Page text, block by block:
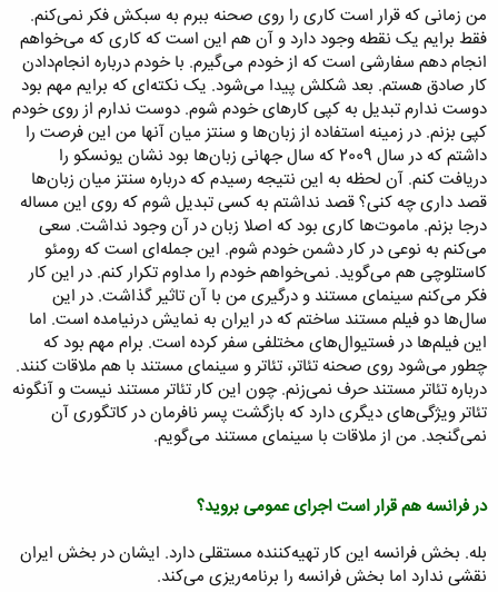
من زمانی که قرار است کاری را روی صحنه ببرم به سبکش فکر نمی‌کنم.
فقط برایم یک نقطه وجود دارد و آن هم این است که کاری که می‌خواهم
انجام دهم سفارشی است که از خودم می‌گیرم. با خودم‌ درباره انجام‌دادن
کار صادق هستم. بعد شکلش پیدا می‌شود. یک نکته‌ای که برایم مهم بود
دوست ندارم تبدیل به کپی کارهای خودم شوم. دوست ندارم از روی خودم
کپی بزنم. در زمینه استفاده از زبان‌ها و سنتز میان آنها من این فرصت را
داشتم که در سال 2009 که سال جهانی زبان‌ها بود نشان یونسکو را
دریافت کنم. آن لحظه به این نتیجه رسیدم که درباره سنتز میان زبان‌ها
قصد‌ داری چه کنی؟ قصد نداشتم به کسی تبدیل شوم که روی این مساله
درجا بزنم. ماموت‌ها کاری بود که اصلا زبان در آن وجود نداشت. سعی
می‌کنم به نوعی در کار دشمن خودم شوم. این جمله‌ای است که رومئو
کاستلوچی هم می‌گوید. نمی‌خواهم خودم را مداوم تکرار کنم. در این کار
فکر می‌کنم سینمای مستند و درگیری من با آن تاثیر گذاشت. در این
سال‌ها دو فیلم مستند ساختم که در ایران به نمایش درنیامده است. اما
این فیلم‌ها در فستیوال‌های مختلفی سفر کرده است. برام مهم بود که
چطور می‌شود روی صحنه تئاتر، تئاتر و سینمای مستند با هم ملاقات کنند.
درباره تئاتر مستند حرف نمی‌زنم. چون این کار تئاتر مستند نیست و آنگونه
تئاتر ویژگی‌های دیگری دارد که بازگشت پسر نافرمان در کاتگوری آن
نمی‌گنجد. من از ملاقات با سینمای مستند می‌گویم.
در فرانسه هم قرار است اجرای عمومی بروید؟
بله. بخش فرانسه این کار تهیه‌کننده مستقلی دارد. ایشان در بخش ایران
نقشی ندارد اما بخش فرانسه را برنامه‌ریزی می‌کند.